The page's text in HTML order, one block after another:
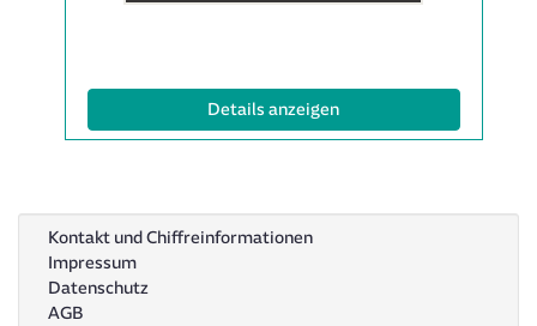
|
Info:
Details anzeigen(ID: 1997079)
Kontakt und Chiffreinformationen
Impressum
Datenschutz
AGB